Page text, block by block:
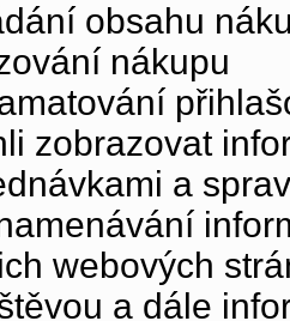
obsahu
nákupu
zobrazovat
a
webových
a dále